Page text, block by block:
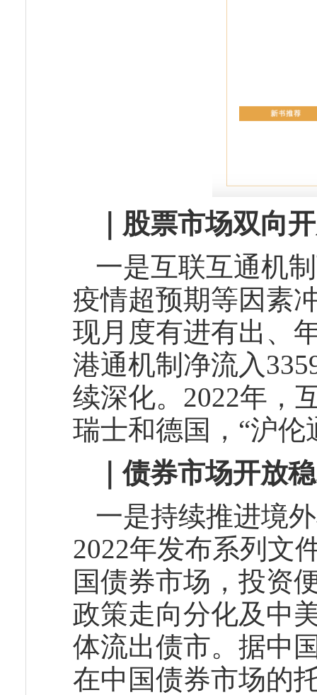
｜股票市场双向
一是互联互通机
疫情超预期等因素
现月度有进有出、
港通机制净流入
续深化。2022年，
瑞士和德国，“沪伦
｜债券市场开放
一是持续推进境
2022年发布系列文
国债券市场，投资
政策走向分化及中
体流出债市。据中
在中国债券市场的